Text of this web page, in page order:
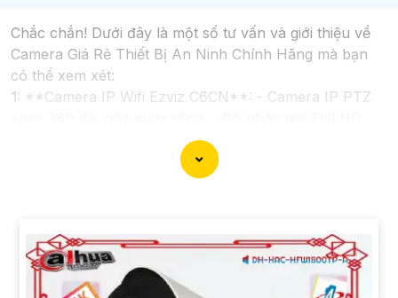
Chắc chắn! Dưới đây là một số tư vấn và giới thiệu về
Camera Giá Rẻ Thiết Bị An Ninh Chính Hãng mà bạn
có thể xem xét:
1: **Camera IP Wifi Ezviz C6CN**: - Camera IP PTZ
1080p. - Hỗ trợ kết nối không dây WiFi. - Tích hợp
công nghệ hồng ngoại thông minh. - Phù hợp để theo
giải 2MP (1920x1080). - Hỗ trợ chống ngược sáng kỹ
thuật số. - Thiết kế vỏ nhựa chống va đập. - Hồng
ngoại ban đêm khoảng cách lên đến 30m.